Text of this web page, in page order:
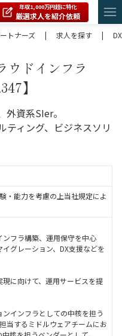
年収1,000万円超に特化
厳選求人を紹介依頼
トナーズ
| 求人を探す |
ウドインフラ
】
資系SIer。
ティング、ビジネスソリ
・能力を考慮の上当社規定によ
フラ構築、運用保守を中心
グレーション、DX支援などを
に向けて、運用サービスを提
インフラとしての中核を担う
当するミドルウェアチームにお